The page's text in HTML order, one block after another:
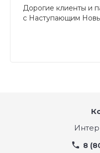
Дорогие клиенты и
с Наступающим
8